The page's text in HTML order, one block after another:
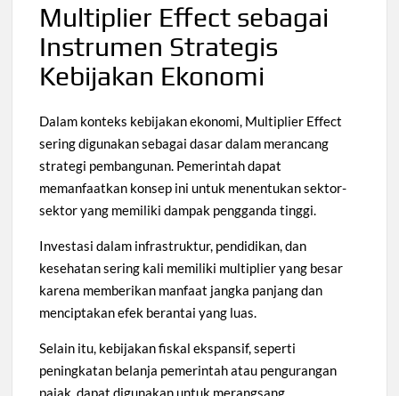
Multiplier Effect sebagai
Instrumen Strategis
Kebijakan Ekonomi
Dalam konteks kebijakan ekonomi, Multiplier Effect
sering digunakan sebagai dasar dalam merancang
strategi pembangunan. Pemerintah dapat
memanfaatkan konsep ini untuk menentukan sektor-
sektor yang memiliki dampak pengganda tinggi.
Investasi dalam infrastruktur, pendidikan, dan
kesehatan sering kali memiliki multiplier yang besar
karena memberikan manfaat jangka panjang dan
menciptakan efek berantai yang luas.
Selain itu, kebijakan fiskal ekspansif, seperti
peningkatan belanja pemerintah atau pengurangan
pajak, dapat digunakan untuk merangsang